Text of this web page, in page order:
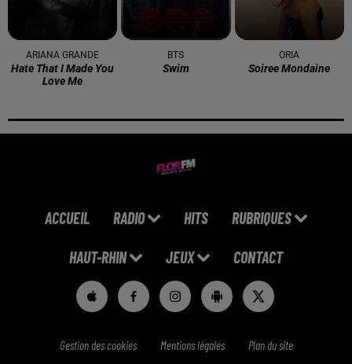
ARIANA GRANDE
Hate That I Made You
Love Me
BTS
Swim
ORIA
Soiree Mondaine
ACCUEIL RADIO HITS RUBRIQUES
HAUT-RHIN JEUX CONTACT
Gestion des cookies Mentions légales Plan du site